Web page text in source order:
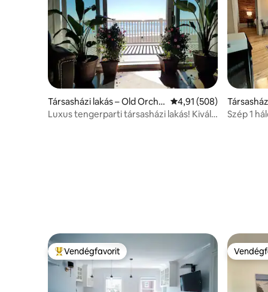
Társasházi lakás – Old Orcha
rd Beach
Átlagos értékelés: 5/
4,91 (508)
Luxus tengerparti társasházi lakás! Kiváló
h
Szép 1
Kiemelt vendégfavorit
Vendégfavorit